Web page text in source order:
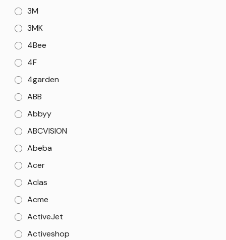
3M
3MK
4Bee
4F
4garden
ABB
Abbyy
ABCVISION
Abeba
Acer
Aclas
Acme
ActiveJet
Activeshop